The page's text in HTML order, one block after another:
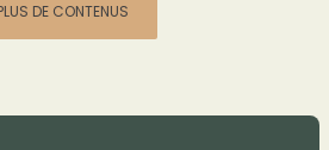
DE CONTENUS